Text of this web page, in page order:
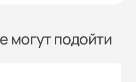
могут подойти